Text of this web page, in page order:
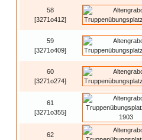
58
[3271o412]
59
[3271o409]
60
[3271o274]
61
[3271o355]
62